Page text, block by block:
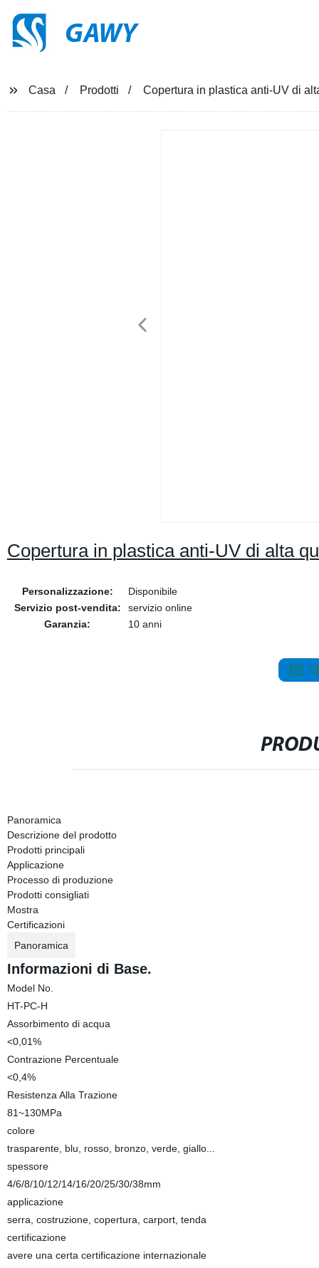
GAWY
Casa Prodotti Copertura in plastica anti-UV di
Copertura in plastica anti-UV di alta
Personalizzazione:
Disponibile
Servizio post-vendita:
servizio online
Garanzia:
10 anni
Panoramica
Descrizione del prodotto
Prodotti principali
Applicazione
Processo di produzione
Prodotti consigliati
Mostra
Certificazioni
Panoramica
Informazioni di Base.
Model No.
HT-PC-H
Assorbimento di acqua
<0,01%
Contrazione Percentuale
<0,4%
Resistenza Alla Trazione
81~130MPa
colore
trasparente, blu, rosso, bronzo, verde, giallo...
spessore
4/6/8/10/12/14/16/20/25/30/38mm
applicazione
serra, costruzione, copertura, carport, tenda
certificazione
avere una certa certificazione internazionale